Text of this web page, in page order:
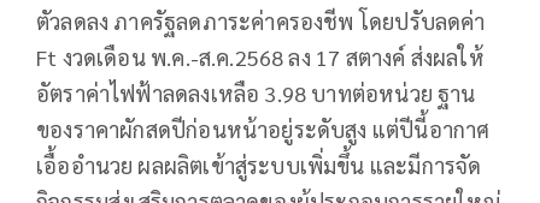
ตัวลดลง ภาครัฐลดภาระค่าครองชีพ โดยปรับลดค่า
Ft งวดเดือน พ.ค.-ส.ค.2568 ลง 17 สตางค์ ส่งผลให้
อัตราค่าไฟฟ้าลดลงเหลือ 3.98 บาทต่อหน่วย ฐาน
ของราคาผักสดปีก่อนหน้าอยู่ระดับสูง แต่ปีนี้อากาศ
เอื้ออำนวย ผลผลิตเข้าสู่ระบบเพิ่มขึ้น และมีการจัด